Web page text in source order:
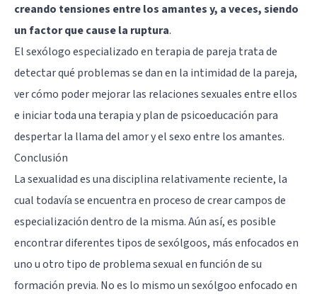
creando tensiones entre los amantes y, a veces, siendo
un factor que cause la ruptura.
El sexólogo especializado en terapia de pareja trata de
detectar qué problemas se dan en la intimidad de la pareja,
ver cómo poder mejorar las relaciones sexuales entre ellos
e iniciar toda una terapia y plan de psicoeducación para
despertar la llama del amor y el sexo entre los amantes.
Conclusión
La sexualidad es una disciplina relativamente reciente, la
cual todavía se encuentra en proceso de crear campos de
especialización dentro de la misma. Aún así, es posible
encontrar diferentes tipos de sexólgoos, más enfocados en
uno u otro tipo de problema sexual en función de su
formación previa. No es lo mismo un sexólgoo enfocado en